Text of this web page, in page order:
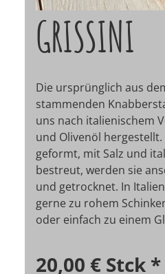
GRISSINI
Die ursprünglich aus
stammenden
uns nach italienischem
und Olivenöl
geformt, mit Salz und
bestreut, werden sie
und getrocknet. In
gerne zu rohem
oder einfach zu einem
20,00 € Stck *